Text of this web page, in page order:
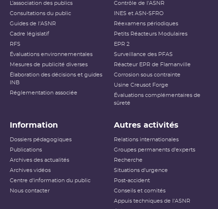
L’association des publics
Consultations du public
Guides de l'ASNR
Cadre législatif
RFS
Évaluations environnementales
Mesures de publicité diverses
Élaboration des décisions et guides
INB
Réglementation associée
Contrôle de l'ASNR
INES et ASN-SFRO
Réexamens périodiques
Petits Réacteurs Modulaires
EPR 2
Surveillance des PFAS
Réacteur EPR de Flamanville
Corrosion sous contrainte
Usine Creusot Forge
Évaluations complémentaires de
sûreté
Information
Dossiers pédagogiques
Publications
Archives des actualités
Archives vidéos
Centre d'information du public
Nous contacter
Autres activités
Relations internationales
Groupes permanents d'experts
Recherche
Situations d'urgence
Post-accident
Conseils et comités
Appuis techniques de l'ASNR